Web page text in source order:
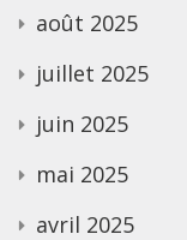
août 2025
juillet 2025
juin 2025
mai 2025
avril 2025